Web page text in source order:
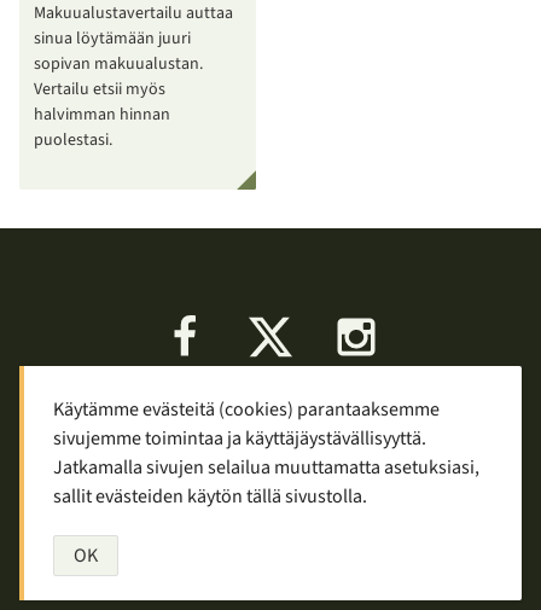
Makuualustavertailu auttaa
sinua löytämään juuri
sopivan makuualustan.
Vertailu etsii myös
halvimman hinnan
puolestasi.
Facebook
Keskustelu Palaute
Tietosuoja
Mainostaminen ja yhteistyö
Copyright © 2007—2026Tuomas Tolppi /
Käytämme evästeitä (cookies) parantaaksemme
sivujemme toimintaa ja käyttäjäystävällisyyttä.
Jatkamalla sivujen selailua muuttamatta asetuksiasi,
sallit evästeiden käytön tällä sivustolla.
OK